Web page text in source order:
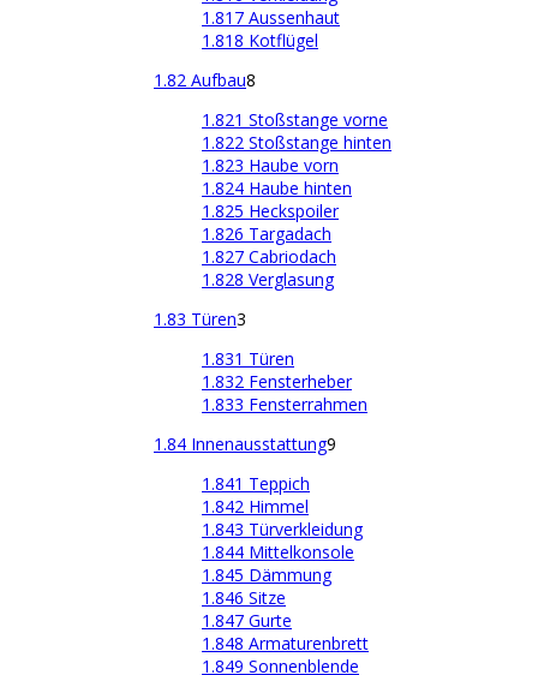
1.817 Aussenhaut
1.818 Kotflügel
1.82 Aufbau8
1.821 Stoßstange vorne
1.822 Stoßstange hinten
1.823 Haube vorn
1.824 Haube hinten
1.825 Heckspoiler
1.826 Targadach
1.827 Cabriodach
1.828 Verglasung
1.83 Türen3
1.831 Türen
1.832 Fensterheber
1.833 Fensterrahmen
1.84 Innenausstattung9
1.841 Teppich
1.842 Himmel
1.843 Türverkleidung
1.844 Mittelkonsole
1.845 Dämmung
1.846 Sitze
1.847 Gurte
1.848 Armaturenbrett
1.849 Sonnenblende